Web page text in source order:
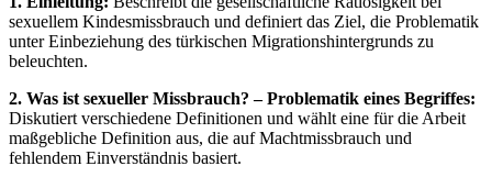
sexuellem Kindesmissbrauch und definiert das Ziel, die Problematik
unter Einbeziehung des türkischen Migrationshintergrunds zu
beleuchten.
2. Was ist sexueller Missbrauch? – Problematik eines Begriffes:
Diskutiert verschiedene Definitionen und wählt eine für die Arbeit
maßgebliche Definition aus, die auf Machtmissbrauch und
fehlendem Einverständnis basiert.